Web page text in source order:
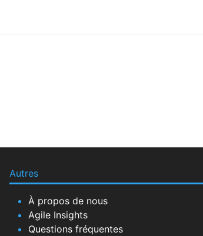
Autres
À propos de nous
Agile Insights
Questions fréquentes